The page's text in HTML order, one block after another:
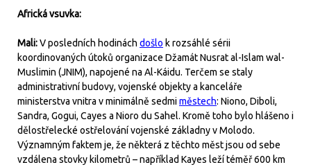
Africká vsuvka:
Mali:V posledních hodinách došlo k rozsáhlé sérii
koordinovaných útoků organizace Džamát Nusrat al-Islam wal-
Muslimin (JNIM), napojené na Al-Káidu. Terčem se staly
administrativní budovy, vojenské objekty a kanceláře
ministerstva vnitra v minimálně sedmiměstech: Niono, Diboli,
Sandra, Gogui, Cayes a Nioro du Sahel. Kromě toho bylo hlášeno i
dělostřelecké ostřelování vojenské základny v Molodo.
Významným faktem je, že některá z těchto měst jsou od sebe
vzdálena stovky kilometrů – například Kayes leží téměř 600 km